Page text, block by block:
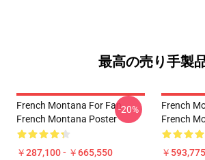
最高の売り手製
French Montana For Fan
French Montana Poster
￥287,100 - ￥665,550
-20%
French
French
￥